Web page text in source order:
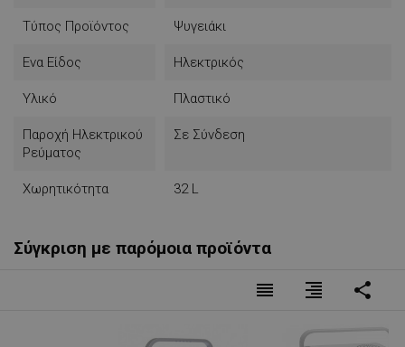
Τύπος Προϊόντος Ψυγειάκι
Ενα Είδος Ηλεκτρικός
Υλικό Πλαστικό
Παροχή Ηλεκτρικού
Ρεύματος
Σε Σύνδεση
Χωρητικότητα 32 L
Σύγκριση με παρόμοια προϊόντα
reorder format_align_right share